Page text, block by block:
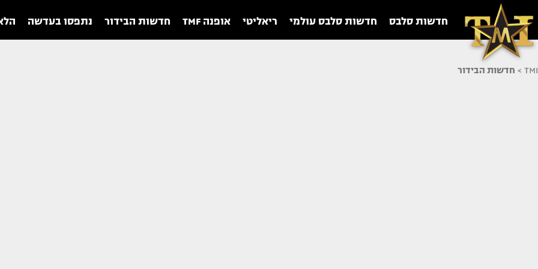
חדשות סלבס חדשות סלבס עולמי ריאליטי אופנה TMF חדשות הבידור נתפסו בעדשה
TMI
> חדשות הבידור